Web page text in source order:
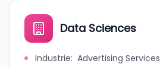
Data Sciences
Industrie: Advertising Services